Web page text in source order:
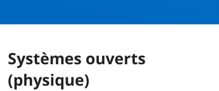
Systèmes ouverts
(physique)